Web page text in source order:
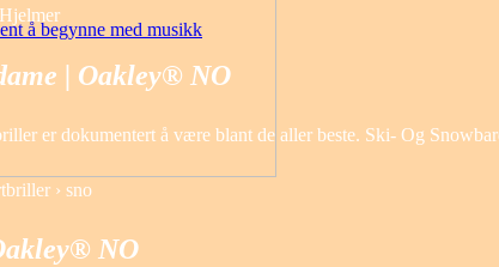
å begynne med musikk
| Oakley® NO
er dokumentert å være blant de aller beste. Ski- Og
› sno
NO